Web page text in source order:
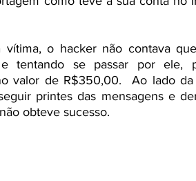
o hacker não contava
tentando se passar por ele,
valor de R$350,00.  Ao lado
printes das mensagens e
obteve sucesso.